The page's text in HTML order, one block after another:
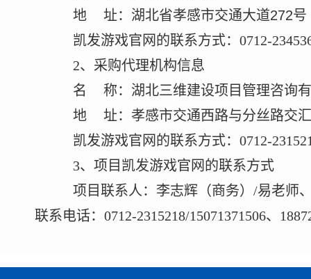
地
址： 湖北省孝感市交通大道272号
凯发游戏官网的联系方式： 0712-
2、采购代理机构信息
名
称：湖北三维建设项目管理咨询
地
址：孝感市交通西路与分丝路交
凯发游戏官网的联系方式： 0712-
3、项目凯发游戏官网的联系方式
项目联系人：李志辉（商务） /易老师
联系电话： 0712-2315218/15071371506、